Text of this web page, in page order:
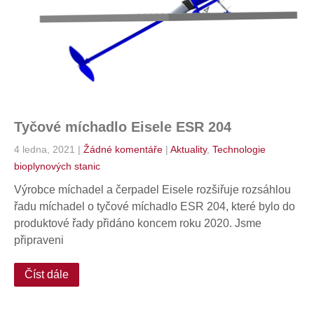
Tyčové míchadlo Eisele ESR 204
4 ledna, 2021 | Žádné komentáře | Aktuality, Technologie
bioplynových stanic
Výrobce míchadel a čerpadel Eisele rozšiřuje rozsáhlou
řadu míchadel o tyčové míchadlo ESR 204, které bylo do
produktové řady přidáno koncem roku 2020. Jsme
připraveni
Číst dále